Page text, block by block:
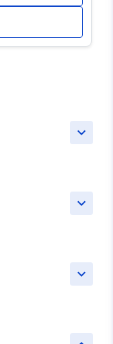
keyboard_arrow_down
keyboard_arrow_down
keyboard_arrow_down